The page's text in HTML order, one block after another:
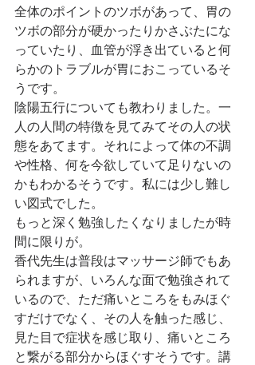
全体のポイントのツボがあって、胃の
ツボの部分が硬かったりかさぶたにな
っていたり、血管が浮き出ていると何
らかのトラブルが胃におこっているそ
うです。
陰陽五行についても教わりました。一
人の人間の特徴を見てみてその人の状
態をあてます。それによって体の不調
や性格、何を今欲していて足りないの
かもわかるそうです。私には少し難し
い図式でした。
もっと深く勉強したくなりましたが時
間に限りが。
香代先生は普段はマッサージ師でもあ
られますが、いろんな面で勉強されて
いるので、ただ痛いところをもみほぐ
すだけでなく、その人を触った感じ、
見た目で症状を感じ取り、痛いところ
と繋がる部分からほぐすそうです。講